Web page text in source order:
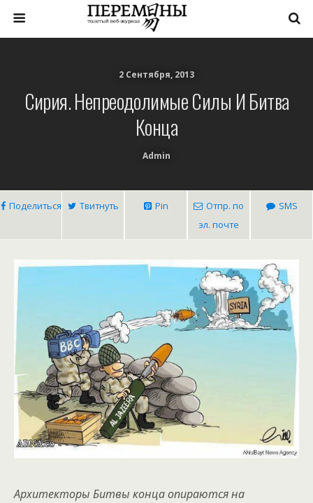
2 Сентября, 2013
Сирия. Непреодолимые Силы И Битва
Конца
Admin
Поделиться Твитнуть Pin
Отпр. по
эл. почте
SMS
Архитекторы Битвы конца опираются на